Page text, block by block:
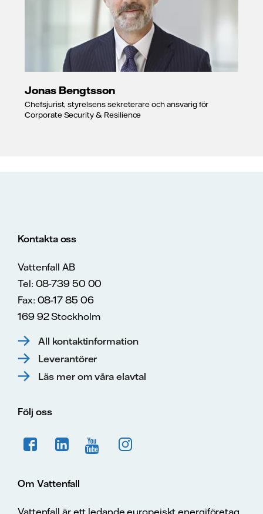
Jonas Bengtsson
Chefsjurist, styrelsens sekreterare och ansvarig för
Corporate Security & Resilience
Kontakta oss
Vattenfall AB
Tel: 08-739 50 00
Fax: 08-17 85 06
169 92 Stockholm
All kontaktinformation
Leverantörer
Läs mer om våra elavtal
Följ oss
Om Vattenfall
Vattenfall är ett ledande europeiskt energiföretag